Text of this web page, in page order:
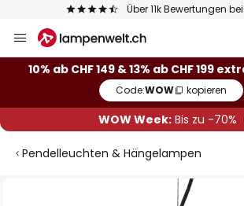
Über 11k Bewertungen
Inhalt
springen
10% ab CHF 149 & 13% ab CHF 199
Code:WOW kopieren
WOW Week:Bis zu -70%
Pendelleuchten & Hängelampen